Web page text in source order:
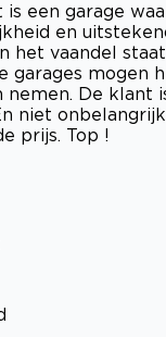
is een garage
en
het vaandel
garages mogen
nemen. De klant
niet
prijs. Top !